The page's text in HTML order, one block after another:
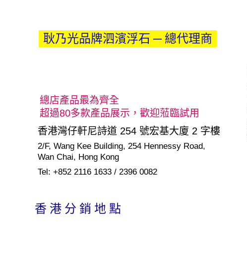
耿乃光品牌泗濱浮石 ─ 總代理商
香港灣仔軒尼詩道 254 號宏基大廈 2 字樓
2/F, Wang Kee Building, 254 Hennessy Road,
Wan Chai, Hong Kong
Tel: +852 2116 1633 / 2396 0082
香 港 分 銷 地 點
總店產品最為齊全
超過80多款產品展示，歡迎蒞臨試用